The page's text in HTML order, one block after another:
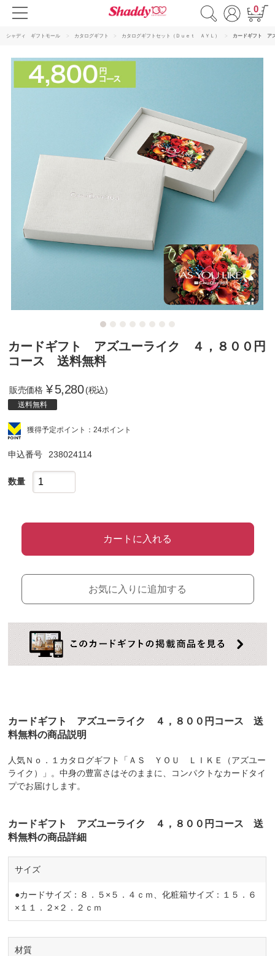
0
シャディ ギフトモール カタログギフト カタログギフトセット（Ｄｕｅｔ ＡＹＬ） カードギフト ア
カードギフト アズユーライク ４，８００円
コース 送料無料
販売価格 ¥5,280 (税込)
送料無料
獲得予定ポイント：24ポイント
申込番号 238024114
数量
カートに入れる
お気に入りに追加する
カードギフト アズユーライク ４，８００円コース 送
料無料の商品説明
人気Ｎｏ．１カタログギフト「ＡＳ ＹＯＵ ＬＩＫＥ（アズユー
ライク）」。中身の豊富さはそのままに、コンパクトなカードタイ
プでお届けします。
カードギフト アズユーライク ４，８００円コース 送
料無料の商品詳細
サイズ
●カードサイズ：８．５×５．４ｃｍ、化粧箱サイズ：１５．６
×１１．２×２．２ｃｍ
材質